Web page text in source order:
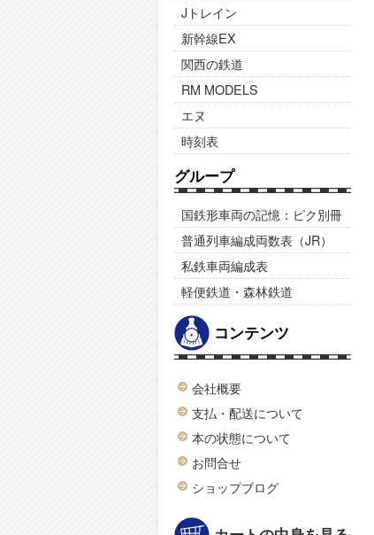
Jトレイン
新幹線EX
関西の鉄道
RM MODELS
エヌ
時刻表
グループ
国鉄形車両の記憶：ピク別冊
普通列車編成両数表（JR）
私鉄車両編成表
軽便鉄道・森林鉄道
コンテンツ
会社概要
支払・配送について
本の状態について
お問合せ
ショップブログ